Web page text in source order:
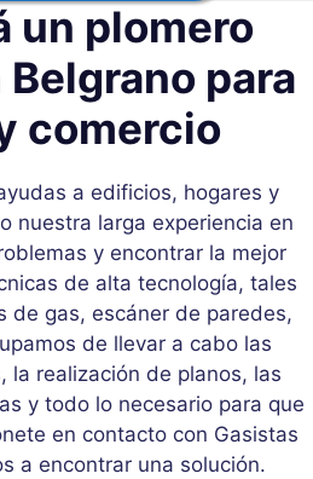
un plomero
para
comercio
a edificios, hogares y
nuestra larga experiencia en
y encontrar la mejor
de alta tecnología, tales
de gas, escáner de paredes,
de llevar a cabo las
la realización de planos, las
y todo lo necesario para que
en contacto con Gasistas
a encontrar una solución.